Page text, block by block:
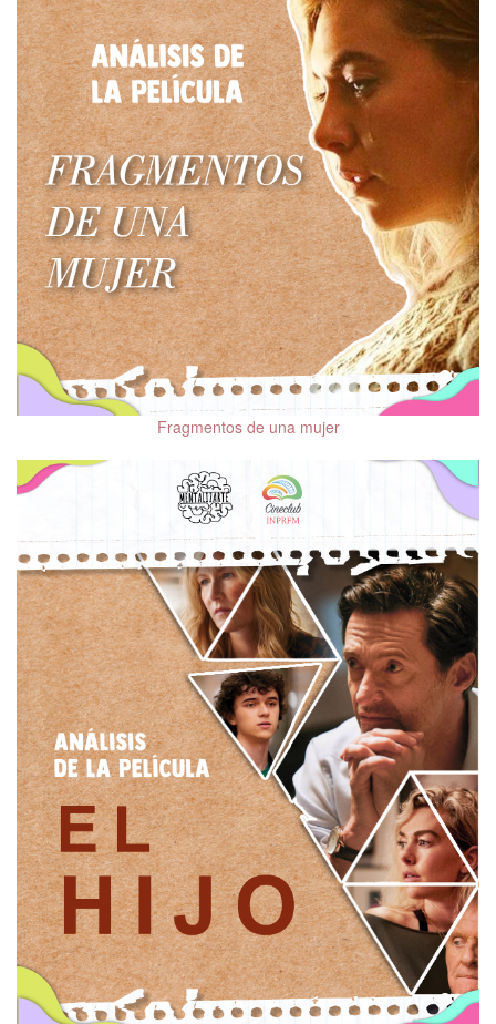
Memoria, deterioro
cognitivo y demencias
Trastorno Obsesivo
Compulsivo (TOC)
Adaptación al
confinamiento por COVID-
19
Distorsiones cognitivas
El 10 de cada mes.
Hablemos de Salud
Mental
Mitos y realidades de la
psiquiatría
niños y adolescentes
Tipos de Psicoterapia
Mecanismos de
defensa
Esquizofrenia
Ayer y hoy de la
psiquiatría
Salud mental en
hombres
Mentalizarte in English
Salud Mental después
del COVID-19
Relaciones
Interpersonales
Trastornos de la
Personalidad
Fragmentos de una mujer